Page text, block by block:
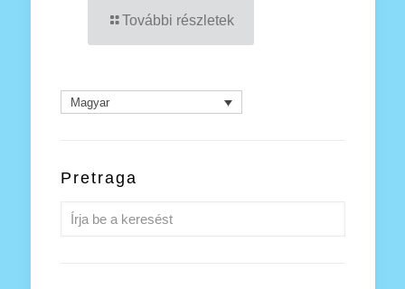
További részletek
Magyar
Pretraga